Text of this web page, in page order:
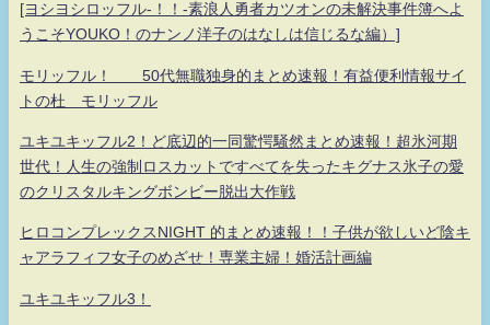
[ヨシヨシロッフル-！！-素浪人勇者カツオンの未解決事件簿へよ
うこそYOUKO！のナンノ洋子のはなしは信じるな編）]
モリッフル！ 50代無職独身的まとめ速報！有益便利情報サイ
トの杜 モリッフル
ユキユキッフル2！ど底辺的一同驚愕騒然まとめ速報！超氷河期
世代！人生の強制ロスカットですべてを失ったキグナス氷子の愛
のクリスタルキングボンビー脱出大作戦
ヒロコンプレックスNIGHT 的まとめ速報！！子供が欲しいど陰キ
ャアラフィフ女子のめざせ！専業主婦！婚活計画編
ユキユキッフル3！